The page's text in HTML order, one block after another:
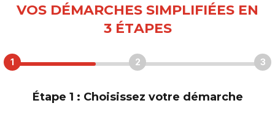
VOS DÉMARCHES SIMPLIFIÉES EN
3 ÉTAPES
1 2 3
Étape 1 : Choisissez votre démarche